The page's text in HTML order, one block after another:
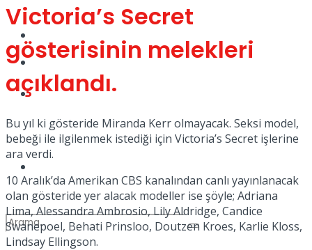
Kadınca
Podcast
Victoria’s Secret
gösterisinin melekleri
açıklandı.
Bu yıl ki gösteride Miranda Kerr olmayacak. Seksi model,
bebeği ile ilgilenmek istediği için Victoria’s Secret işlerine
ara verdi.
10 Aralık’da Amerikan CBS kanalından canlı yayınlanacak
olan gösteride yer alacak modeller ise şöyle; Adriana
Lima, Alessandra Ambrosio, Lily Aldridge, Candice
Swanepoel, Behati Prinsloo, Doutzen Kroes, Karlie Kloss,
Lindsay Ellingson.